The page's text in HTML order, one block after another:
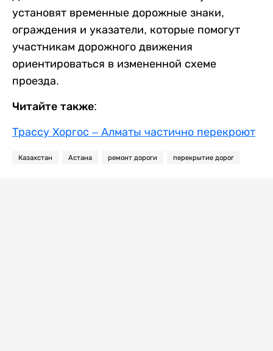
установят временные дорожные знаки,
ограждения и указатели, которые помогут
участникам дорожного движения
ориентироваться в измененной схеме
проезда.
Читайте также:
Трассу Хоргос – Алматы частично перекроют
Казахстан Астана ремонт дороги перекрытие дорог